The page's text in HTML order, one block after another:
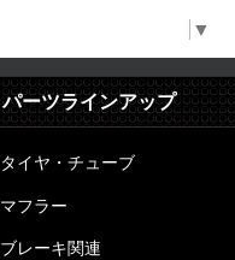
▼
パーツラインアップ
タイヤ・チューブ
マフラー
ブレーキ関連